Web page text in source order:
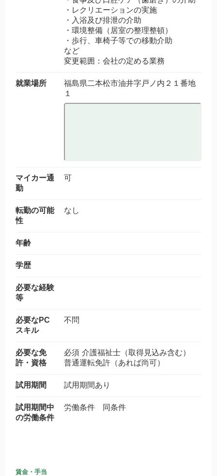
・レクリエーションの実施
・入浴及び排泄の介助
・環境整備（居室の整理整頓）
・歩行、車椅子等での移動介助
など
変更範囲：会社の定める業務
就業場所
福島県二本松市油井字戸ノ内２１番地
１
マイカー通
勤
可
転勤の可能
性
なし
年齢
学歴
必要な経験
等
必要なPC
スキル
不問
必要な免
許・資格
必須 介護福祉士（取得見込み含む）
普通運転免許（あれば尚可）
試用期間 試用期間あり
試用期間中
の労働条件
労働条件 同条件
賃金・手当